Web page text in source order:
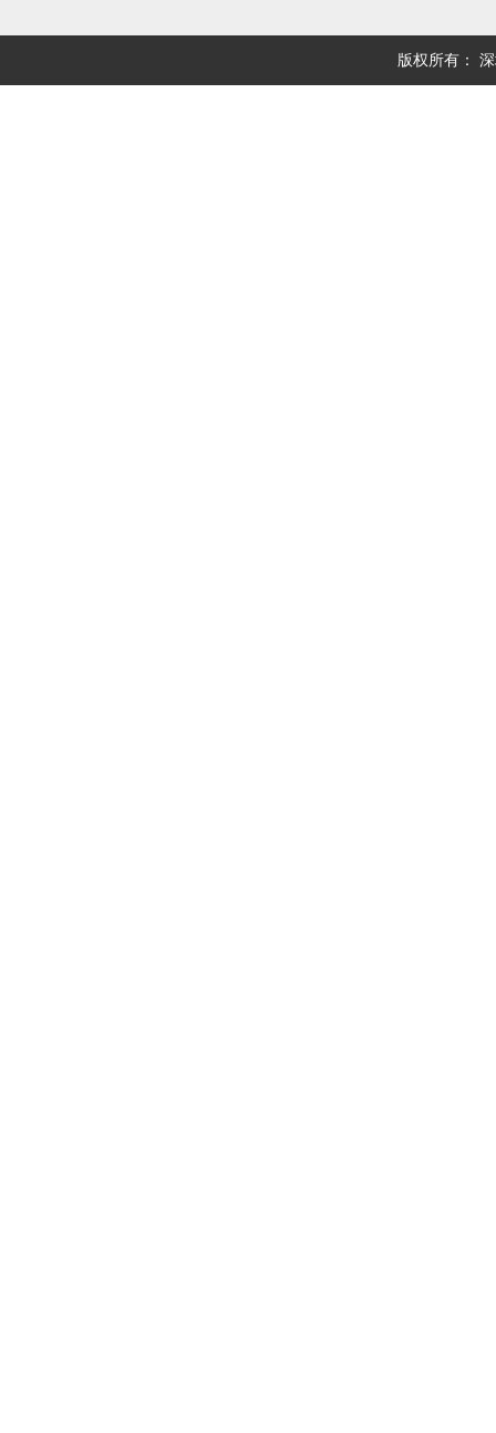
版权所有：